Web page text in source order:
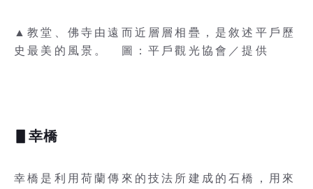
▲教堂、佛寺由遠而近層層相疊，是敘述平戶歷
史最美的風景。 圖：平戶觀光協會／提供
▋幸橋
幸橋是利用荷蘭傳來的技法所建成的石橋，用來